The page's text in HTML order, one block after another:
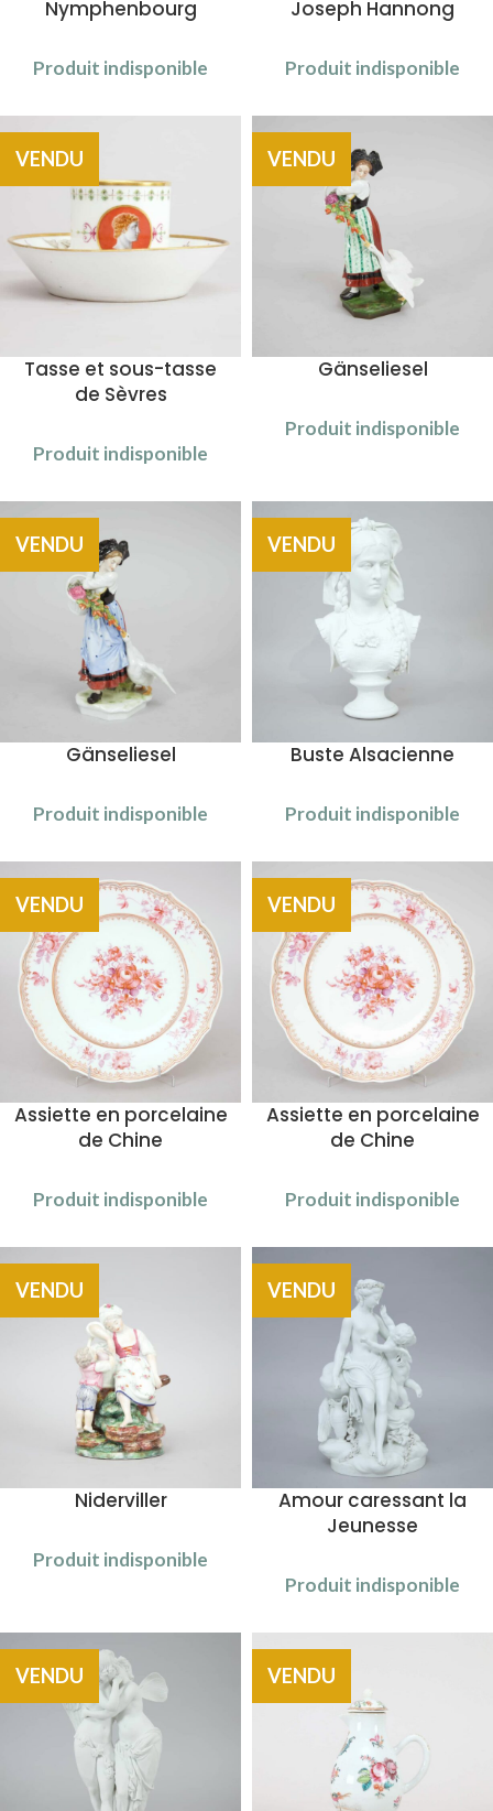
Nymphenbourg
Produit indisponible
Joseph Hannong
Produit indisponible
VENDU
Tasse et sous-tasse
de Sèvres
Produit indisponible
VENDU
Gänseliesel
Produit indisponible
VENDU
Gänseliesel
Produit indisponible
VENDU
Buste Alsacienne
Produit indisponible
VENDU
Assiette en porcelaine
de Chine
Produit indisponible
VENDU
Assiette en porcelaine
de Chine
Produit indisponible
VENDU
Niderviller
Produit indisponible
VENDU
Amour caressant la
Jeunesse
Produit indisponible
VENDU VENDU